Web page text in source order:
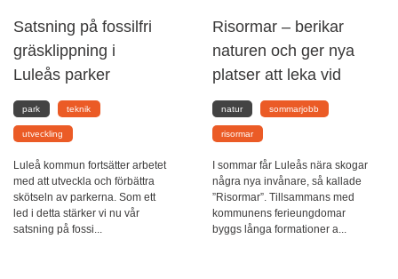
Satsning på fossilfri
gräsklippning i
Luleås parker
park teknik
utveckling
Luleå kommun fortsätter arbetet
med att utveckla och förbättra
skötseln av parkerna. Som ett
led i detta stärker vi nu vår
satsning på fossi...
Risormar – berikar
naturen och ger nya
platser att leka vid
natur sommarjobb
risormar
I sommar får Luleås nära skogar
några nya invånare, så kallade
”Risormar”. Tillsammans med
kommunens ferieungdomar
byggs långa formationer a...